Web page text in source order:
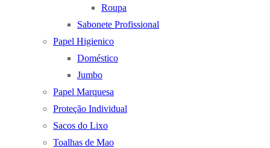
Roupa
Sabonete Profissional
Papel Higienico
Doméstico
Jumbo
Papel Marquesa
Proteção Individual
Sacos do Lixo
Toalhas de Mao